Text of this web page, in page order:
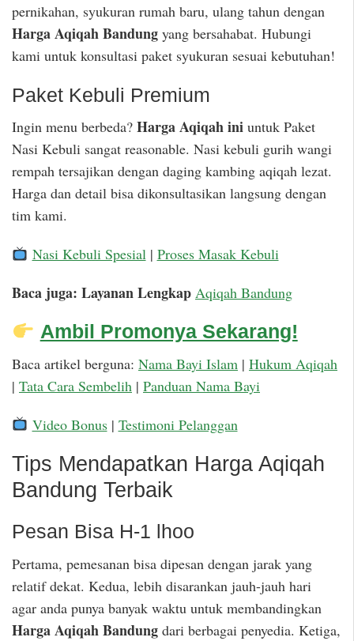
pernikahan, syukuran rumah baru, ulang tahun dengan
Harga Aqiqah Bandung yang bersahabat. Hubungi
kami untuk konsultasi paket syukuran sesuai kebutuhan!
Paket Kebuli Premium
Ingin menu berbeda? Harga Aqiqah ini untuk Paket
Nasi Kebuli sangat reasonable. Nasi kebuli gurih wangi
rempah tersajikan dengan daging kambing aqiqah lezat.
Harga dan detail bisa dikonsultasikan langsung dengan
tim kami.
Nasi Kebuli Spesial| Proses Masak Kebuli
Baca juga: Layanan Lengkap Aqiqah Bandung
Ambil Promonya Sekarang!
Baca artikel berguna: Nama Bayi Islam | Hukum Aqiqah
| Tata Cara Sembelih | Panduan Nama Bayi
Video Bonus| Testimoni Pelanggan
Tips Mendapatkan Harga Aqiqah
Bandung Terbaik
Pesan Bisa H-1 lhoo
Pertama, pemesanan bisa dipesan dengan jarak yang
relatif dekat. Kedua, lebih disarankan jauh-jauh hari
agar anda punya banyak waktu untuk membandingkan
Harga Aqiqah Bandung dari berbagai penyedia. Ketiga,